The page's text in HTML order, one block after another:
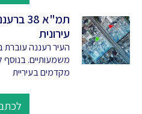
תמ"א
עירונית
העיר רעננה עוברת
משמעותיים. בנוסף
מקדמים בעיריית